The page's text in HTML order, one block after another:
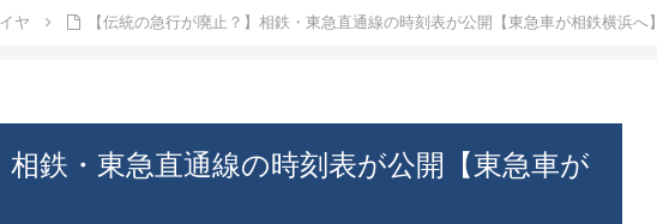
ヤ 【伝統の急行が廃止？】相鉄・東急直通線の時刻表が公開【東急車が相鉄横浜へ】
相鉄・東急直通線の時刻表が公開【東急車が